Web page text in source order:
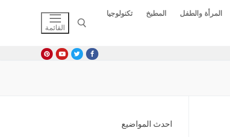
المرأة والطفل المطبخ
تكنولوجيا
القائمة
احدث المواضيع